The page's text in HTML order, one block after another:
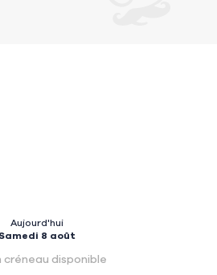
Fermé
Fermé
Aujourd'hui
Samedi 8 août
créneau disponible